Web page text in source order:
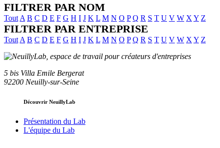
FILTRER PAR NOM
Tout A B C D E F G H I J K L M N O P Q R S T U V W X Y Z
FILTRER PAR ENTREPRISE
Tout A B C D E F G H I J K L M N O P Q R S T U V W X Y Z
5 bis Villa Emile Bergerat
92200 Neuilly-sur-Seine
Découvrir NeuillyLab
Présentation du Lab
L'équipe du Lab